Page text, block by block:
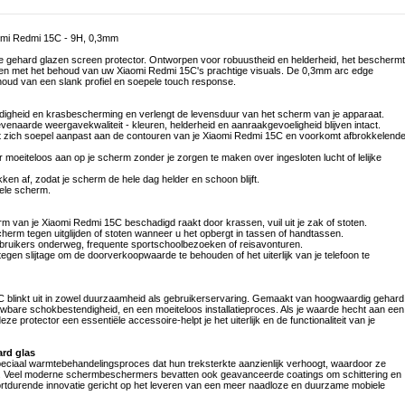
Redmi 15C - 9H, 0,3mm
gehard glazen screen protector. Ontworpen voor robuustheid en helderheid, het beschermt
met het behoud van uw Xiaomi Redmi 15C's prachtige visuals. De 0,3mm arc edge
van een slank profiel en soepele touch response.
en krasbescherming en verlengt de levensduur van het scherm van je apparaat.
weergavekwaliteit - kleuren, helderheid en aanraakgevoeligheid blijven intact.
soepel aanpast aan de contouren van je Xiaomi Redmi 15C en voorkomt afbrokkelende
aan op je scherm zonder je zorgen te maken over ingesloten lucht of lelijke
af, zodat je scherm de hele dag helder en schoon blijft.
scherm.
van je Xiaomi Redmi 15C beschadigd raakt door krassen, vuil uit je zak of stoten.
tegen uitglijden of stoten wanneer u het opbergt in tassen of handtassen.
onderweg, frequente sportschoolbezoeken of reisavonturen.
slijtage om de doorverkoopwaarde te behouden of het uiterlijk van je telefoon te
uit in zowel duurzaamheid als gebruikerservaring. Gemaakt van hoogwaardig gehard
schokbestendigheid, en een moeiteloos installatieproces. Als je waarde hecht aan een
protector een essentiële accessoire-helpt je het uiterlijk en de functionaliteit van je
glas
warmtebehandelingsproces dat hun treksterkte aanzienlijk verhoogt, waardoor ze
moderne schermbeschermers bevatten ook geavanceerde coatings om schittering en
innovatie gericht op het leveren van een meer naadloze en duurzame mobiele